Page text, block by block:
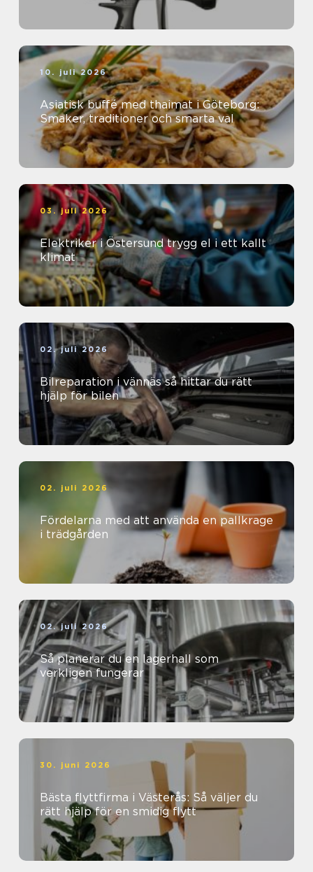
10. juli 2026
Asiatisk buffé med thaimat i Göteborg:
Smaker, traditioner och smarta val
03. juli 2026
Elektriker i Östersund trygg el i ett kallt
klimat
02. juli 2026
Bilreparation i vännäs så hittar du rätt
hjälp för bilen
02. juli 2026
Fördelarna med att använda en pallkrage
i trädgården
02. juli 2026
Så planerar du en lagerhall som
verkligen fungerar
30. juni 2026
Bästa flyttfirma i Västerås: Så väljer du
rätt hjälp för en smidig flytt